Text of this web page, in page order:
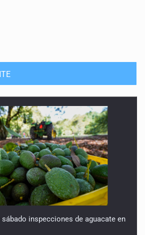
sábado inspecciones de aguacate en